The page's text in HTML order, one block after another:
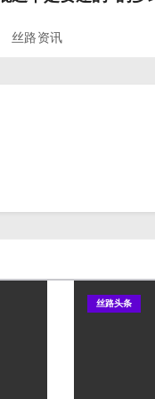
丝路资讯
丝路头条